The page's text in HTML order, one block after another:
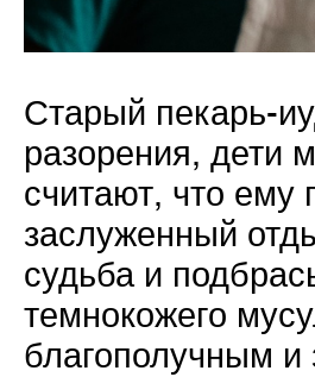
Старый пекарь-
разорения, дети
считают, что ему
заслуженный
судьба и
темнокожего
благополучным и